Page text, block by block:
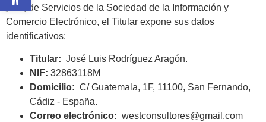
julio, de Servicios de la Sociedad de la Información y
Comercio Electrónico, el Titular expone sus datos
identificativos:
Titular: José Luis Rodríguez Aragón.
NIF: 32863118M
Domicilio: C/ Guatemala, 1F, 11100, San Fernando,
Cádiz - España.
Correo electrónico: westconsultores@gmail.com